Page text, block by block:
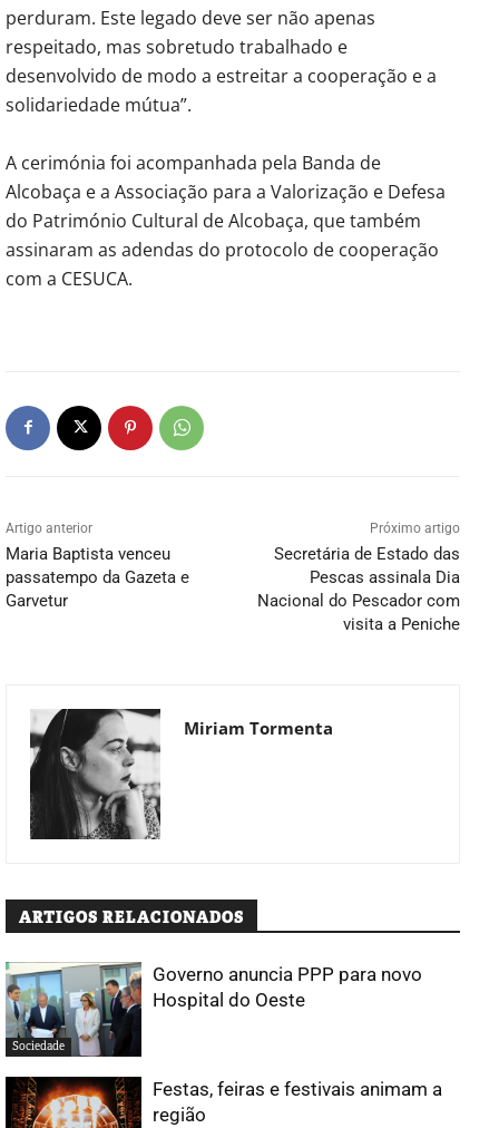
perduram. Este legado deve ser não apenas
respeitado, mas sobretudo trabalhado e
desenvolvido de modo a estreitar a cooperação e a
solidariedade mútua”.
A cerimónia foi acompanhada pela Banda de
Alcobaça e a Associação para a Valorização e Defesa
do Património Cultural de Alcobaça, que também
assinaram as adendas do protocolo de cooperação
com a CESUCA.
Artigo anterior
Maria Baptista venceu
passatempo da Gazeta e
Garvetur
Próximo artigo
Secretária de Estado das
Pescas assinala Dia
Nacional do Pescador com
visita a Peniche
Miriam Tormenta
ARTIGOS RELACIONADOS
Sociedade
Governo anuncia PPP para novo
Hospital do Oeste
Festas, feiras e festivais animam a
região